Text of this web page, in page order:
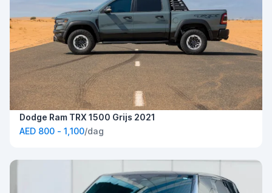
Dodge Ram TRX 1500 Grijs 2021
AED 800 - 1,100/dag